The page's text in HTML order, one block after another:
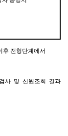
전형단계에서
사 및 신원조회 결과